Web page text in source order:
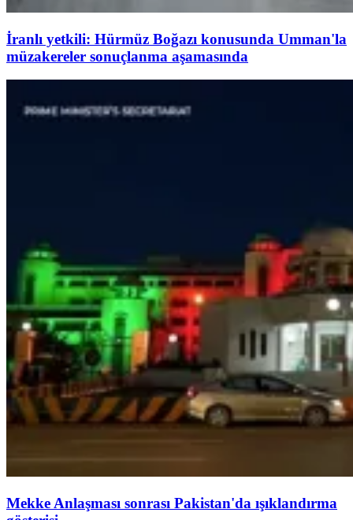
İranlı yetkili: Hürmüz Boğazı konusunda Umman'la
müzakereler sonuçlanma aşamasında
Mekke Anlaşması sonrası Pakistan'da ışıklandırma